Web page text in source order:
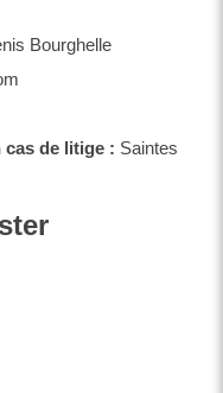
Bourghelle
de litige : Saintes